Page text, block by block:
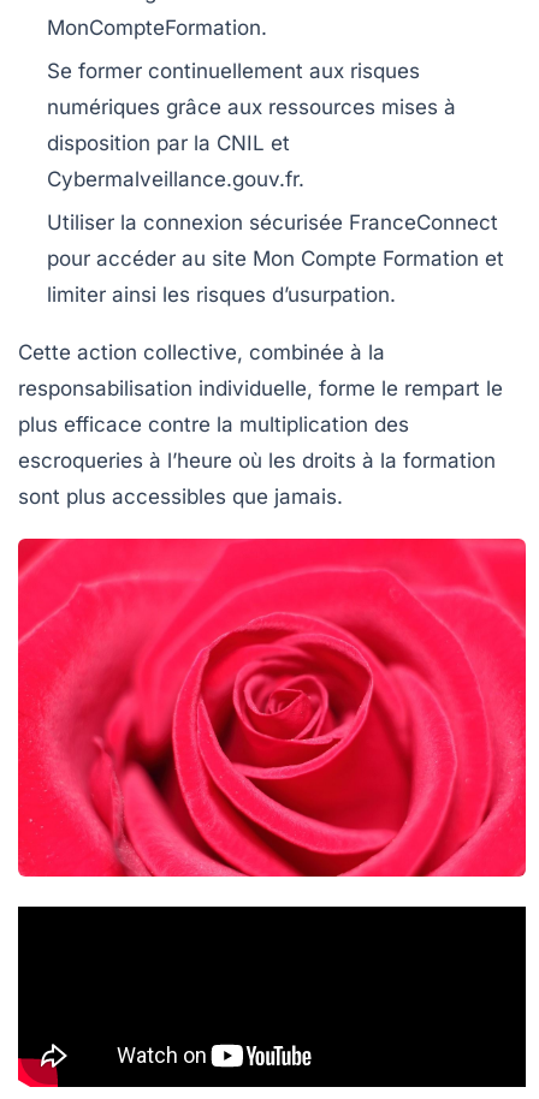
MonCompteFormation.
Se former continuellement aux risques
numériques grâce aux ressources mises à
disposition par la CNIL et
Cybermalveillance.gouv.fr.
Utiliser la connexion sécurisée FranceConnect
pour accéder au site Mon Compte Formation et
limiter ainsi les risques d’usurpation.
Cette action collective, combinée à la
responsabilisation individuelle, forme le rempart le
plus efficace contre la multiplication des
escroqueries à l’heure où les droits à la formation
sont plus accessibles que jamais.